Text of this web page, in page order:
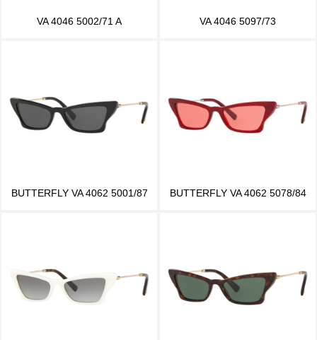
VA 4046 5002/71 A VA 4046 5097/73
BUTTERFLY VA 4062 5001/87 BUTTERFLY VA 4062 5078/84